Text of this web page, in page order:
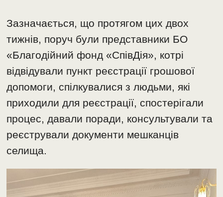
Зазначається, що протягом цих двох
тижнів, поруч були представники БО
«Благодійний фонд «СпівДія», котрі
відвідували пункт реєстрації грошової
допомоги, спілкувалися з людьми, які
приходили для реєстрації, спостерігали
процес, давали поради, консультували та
реєстрували документи мешканців
селища.